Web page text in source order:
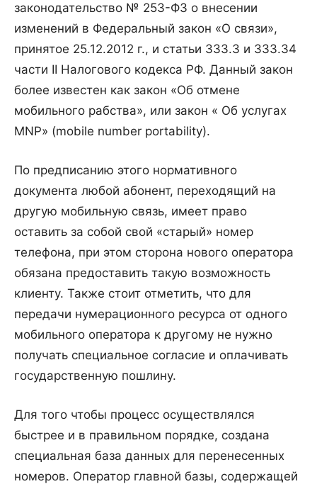
законодательство № 253-ФЗ о внесении
изменений в Федеральный закон «О связи»,
принятое 25.12.2012 г., и статьи 333.3 и 333.34
части II Налогового кодекса РФ. Данный закон
более известен как закон «Об отмене
мобильного рабства», или закон « Об услугах
MNP» (mobile number portability).
По предписанию этого нормативного
документа любой абонент, переходящий на
другую мобильную связь, имеет право
оставить за собой свой «старый» номер
телефона, при этом сторона нового оператора
обязана предоставить такую возможность
клиенту. Также стоит отметить, что для
передачи нумерационного ресурса от одного
мобильного оператора к другому не нужно
получать специальное согласие и оплачивать
государственную пошлину.
Для того чтобы процесс осуществлялся
быстрее и в правильном порядке, создана
специальная база данных для перенесенных
номеров. Оператор главной базы, содержащей